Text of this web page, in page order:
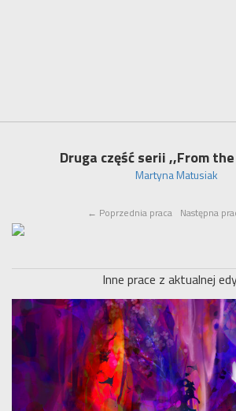
Druga część serii ,,From
Martyna Matusiak
← Poprzednia praca Następna
Inne prace z aktualnej